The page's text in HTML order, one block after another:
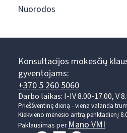
Nuorodos
Konsultacijos mokesčių
gyventojams:
+370 5 260 5060
Darbo laikas: I-IV 8.00-17.00, V
Prieššventinę dieną - viena valanda
Kiekvieno mėnesio antrą penktadienį
Paklausimas per Mano VMI